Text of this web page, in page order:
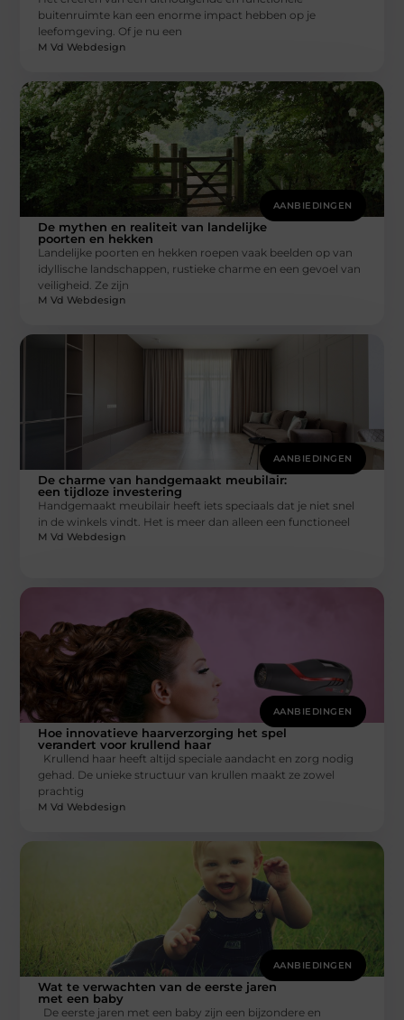
buitenruimte kan een enorme impact hebben op je
leefomgeving. Of je nu een
M Vd Webdesign
AANBIEDINGEN
De mythen en realiteit van landelijke
poorten en hekken
Landelijke poorten en hekken roepen vaak beelden op van
idyllische landschappen, rustieke charme en een gevoel van
veiligheid. Ze zijn
M Vd Webdesign
AANBIEDINGEN
De charme van handgemaakt meubilair:
een tijdloze investering
Handgemaakt meubilair heeft iets speciaals dat je niet snel
in de winkels vindt. Het is meer dan alleen een functioneel
M Vd Webdesign
AANBIEDINGEN
Hoe innovatieve haarverzorging het spel
verandert voor krullend haar
Krullend haar heeft altijd speciale aandacht en zorg nodig
gehad. De unieke structuur van krullen maakt ze zowel
prachtig
M Vd Webdesign
AANBIEDINGEN
Wat te verwachten van de eerste jaren
met een baby
De eerste jaren met een baby zijn een bijzondere en